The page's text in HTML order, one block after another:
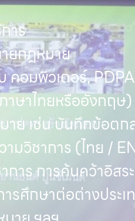
าร
ยกฎหมาย
อมพิวเตอร์,
าษาไทยหรืออังกฤษ)
าย เช่น บันทึกข้อตก
มวิชาการ (ไทย /
การ การค้นคว้าอิสระ
รศึกษาต่อต่างประเ